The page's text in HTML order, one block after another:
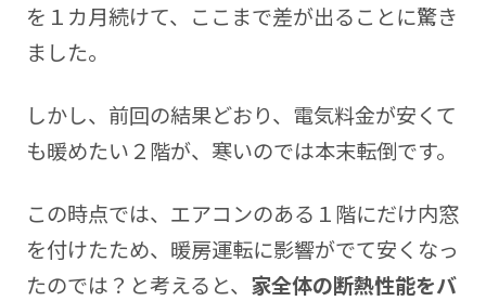
を１カ月続けて、ここまで差が出ることに驚き
ました。
しかし、前回の結果どおり、電気料金が安くて
も暖めたい２階が、寒いのでは本末転倒です。
この時点では、エアコンのある１階にだけ内窓
を付けたため、暖房運転に影響がでて安くなっ
たのでは？と考えると、 家全体の断熱性能をバ